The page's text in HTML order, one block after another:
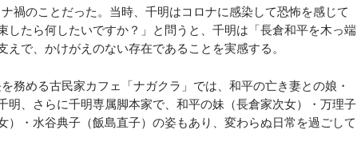
のことだった。当時、千明はコロナに感染して恐怖を感じて
たら何したいですか？」と問うと、千明は「長倉和平を木っ端
で、かけがえのない存在であることを実感する。
める古民家カフェ「ナガクラ」では、和平の亡き妻との娘・
明、さらに千明専属脚本家で、和平の妹（長倉家次女）・万理子
）・水谷典子（飯島直子）の姿もあり、変わらぬ日常を過ごして